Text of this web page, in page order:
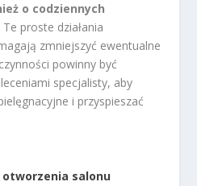
o codziennych
Te proste działania
zmniejszyć ewentualne
powinny być
specjalisty, aby
i przyspieszać
salonu